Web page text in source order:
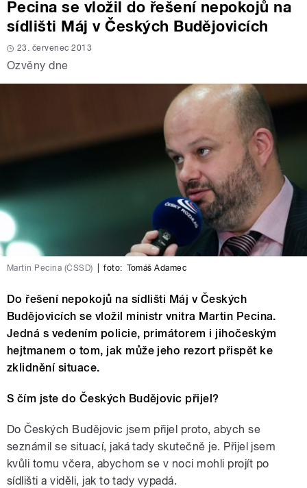
Pecina se vložil do řešení nepokojů na
sídlišti Máj v Českých Budějovicích
23. červenec 2013
Ozvěny dne
Martin Pecina (ČSSD) foto: Tomáš Adamec
Do řešení nepokojů na sídlišti Máj v Českých
Budějovicích se vložil ministr vnitra Martin Pecina.
Jedná s vedením policie, primátorem i jihočeským
hejtmanem o tom, jak může jeho rezort přispět ke
zklidnění situace.
S čím jste do Českých Budějovic přijel?
Do Českých Budějovic jsem přijel proto, abych se
seznámil se situací, jaká tady skutečně je. Přijel jsem
kvůli tomu včera, abychom se v noci mohli projít po
sídlišti a viděli, jak to tady vypadá.